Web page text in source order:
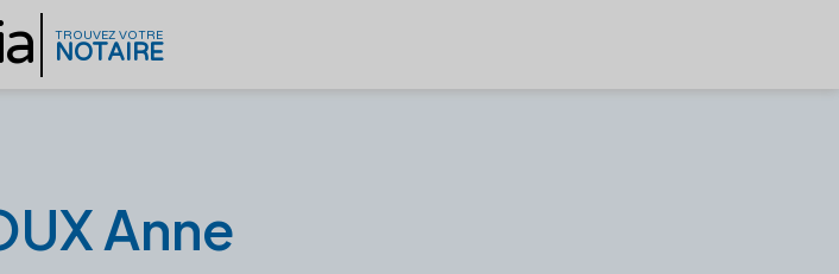
TROUVEZ VOTRE
NOTAIRE
Anne